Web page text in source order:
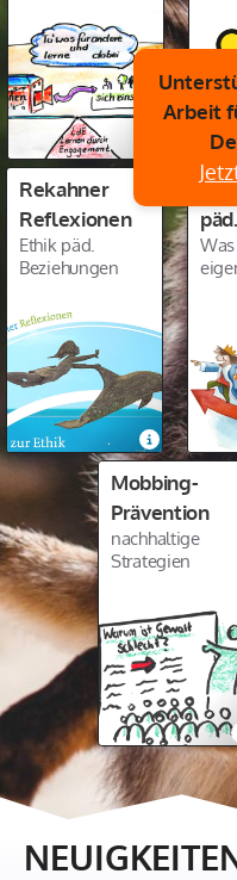
Arbeit
Rekahner
Reflexionen
Ethik päd.
Beziehungen
Mobbing-
Prävention
nachhaltige
Strategien